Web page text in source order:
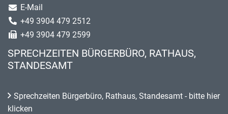
E-Mail
+49 3904 479 2512
+49 3904 479 2599
SPRECHZEITEN BÜRGERBÜRO, RATHAUS,
STANDESAMT
Sprechzeiten Bürgerbüro, Rathaus, Standesamt - bitte hier
klicken